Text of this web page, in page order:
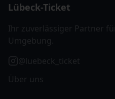
Lübeck-Ticket
Ihr zuverlässiger Partner
Umgebung.
@luebeck_ticket
Über uns